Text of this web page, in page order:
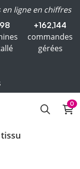
ligne en chiffres
+162,144
commandes
gérées
0